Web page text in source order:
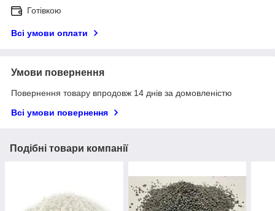
Готівкою
Всі умови оплати
Умови повернення
Повернення товару впродовж 14 днів за домовленістю
Всі умови повернення
Подібні товари компанії